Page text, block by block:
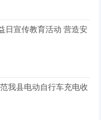
日宣传教育活动 营造安
我县电动自行车充电收